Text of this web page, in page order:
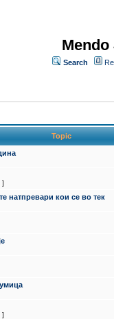
Search
Topic
]
натпревари кои се во тек
]